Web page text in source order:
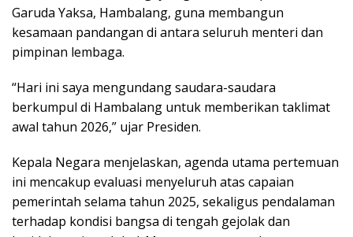
Garuda Yaksa, Hambalang, guna membangun
kesamaan pandangan di antara seluruh menteri dan
pimpinan lembaga.
“Hari ini saya mengundang saudara-saudara
berkumpul di Hambalang untuk memberikan taklimat
awal tahun 2026,” ujar Presiden.
Kepala Negara menjelaskan, agenda utama pertemuan
ini mencakup evaluasi menyeluruh atas capaian
pemerintah selama tahun 2025, sekaligus pendalaman
terhadap kondisi bangsa di tengah gejolak dan